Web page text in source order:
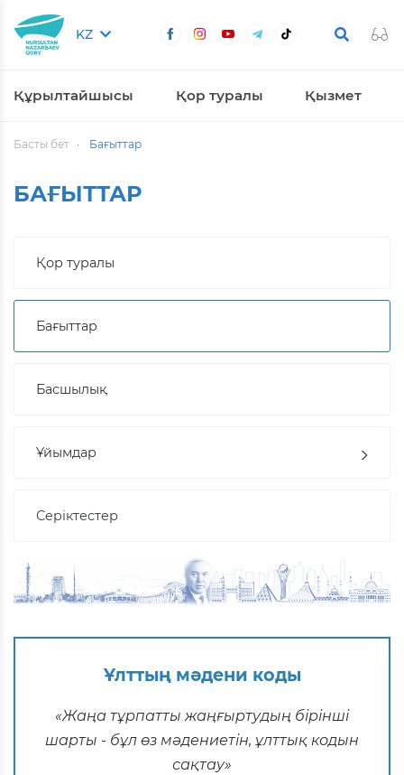
KZ
Құрылтайшысы Қор туралы Қызмет
Басты бет Бағыттар
БАҒЫТТАР
Қор туралы
Бағыттар
Басшылық
Ұйымдар
Серіктестер
Ұлттың мәдени коды
«Жаңа тұрпатты жаңғыртудың бірінші
шарты - бұл өз мәдениетін, ұлттық кодын
сақтау»